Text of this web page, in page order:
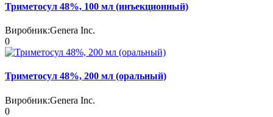
Триметосул 48%, 100 мл (инъекционный)
Виробник:Genera Inc.
0
Триметосул 48%, 200 мл (оральный)
Виробник:Genera Inc.
0